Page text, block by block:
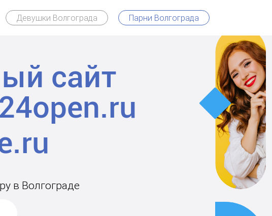
Девушки Волгограда Парни Волгограда
сайт
в Волгограде